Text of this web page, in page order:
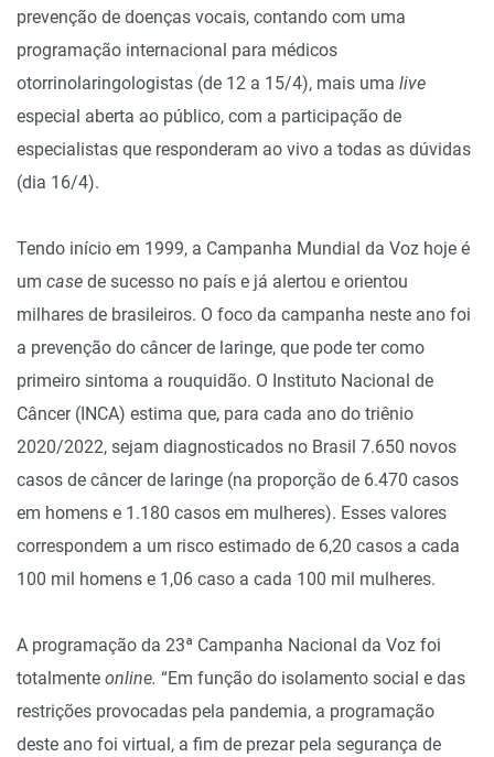
prevenção de doenças vocais, contando com uma
programação internacional para médicos
otorrinolaringologistas (de 12 a 15/4), mais uma live
especial aberta ao público, com a participação de
especialistas que responderam ao vivo a todas as dúvidas
(dia 16/4).
Tendo início em 1999, a Campanha Mundial da Voz hoje é
um case de sucesso no país e já alertou e orientou
milhares de brasileiros. O foco da campanha neste ano foi
a prevenção do câncer de laringe, que pode ter como
primeiro sintoma a rouquidão. O Instituto Nacional de
Câncer (INCA) estima que, para cada ano do triênio
2020/2022, sejam diagnosticados no Brasil 7.650 novos
casos de câncer de laringe (na proporção de 6.470 casos
em homens e 1.180 casos em mulheres). Esses valores
correspondem a um risco estimado de 6,20 casos a cada
100 mil homens e 1,06 caso a cada 100 mil mulheres.
A programação da 23ª Campanha Nacional da Voz foi
totalmente online. “Em função do isolamento social e das
restrições provocadas pela pandemia, a programação
deste ano foi virtual, a fim de prezar pela segurança de